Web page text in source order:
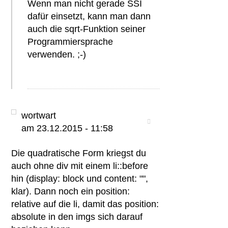
Wenn man nicht gerade SSI
dafür einsetzt, kann man dann
auch die sqrt-Funktion seiner
Programmiersprache
verwenden. ;-)
wortwart
am 23.12.2015 - 11:58
Die quadratische Form kriegst du
auch ohne div mit einem li::before
hin (display: block und content: "",
klar). Dann noch ein position:
relative auf die li, damit das position:
absolute in den imgs sich darauf